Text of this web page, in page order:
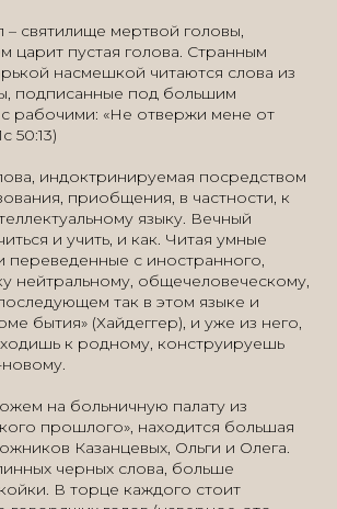
– святилище мертвой головы,
царит пустая голова. Странным
насмешкой читаются слова из
подписанные под большим
рабочими: «Не отвержи мене от
50:13)
индоктринируемая посредством
приобщения, в частности, к
языку. Вечный
и учить, и как. Читая умные
переведенные с иностранного,
нейтральному, общечеловеческому,
так в этом языке и
бытия» (Хайдеггер), и уже из него,
к родному, конструируешь
на больничную палату из
прошлого», находится большая
Казанцевых, Ольги и Олега.
черных слова, больше
В торце каждого стоит